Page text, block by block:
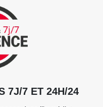
7J/7 ET 24H/24